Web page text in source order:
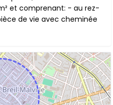
et comprenant: - au rez-
de vie avec cheminée